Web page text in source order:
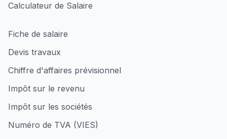
Calculateur de Salaire
Fiche de salaire
Devis travaux
Chiffre d'affaires prévisionnel
Impôt sur le revenu
Impôt sur les sociétés
Numéro de TVA (VIES)